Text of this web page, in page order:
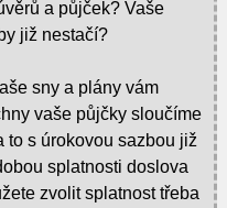
a půjček? Vaše
již nestačí?
sny a plány vám
vaše půjčky sloučíme
to s úrokovou sazbou již
splatnosti doslova
zvolit splatnost třeba